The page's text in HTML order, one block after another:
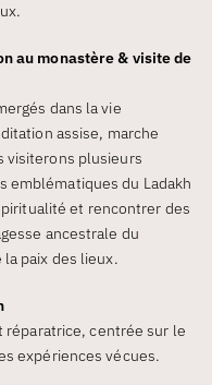
au monastère & visite de
dans la vie
assise, marche
visiterons plusieurs
emblématiques du Ladakh
et rencontrer des
ancestrale du
paix des lieux.
réparatrice, centrée sur le
expériences vécues.